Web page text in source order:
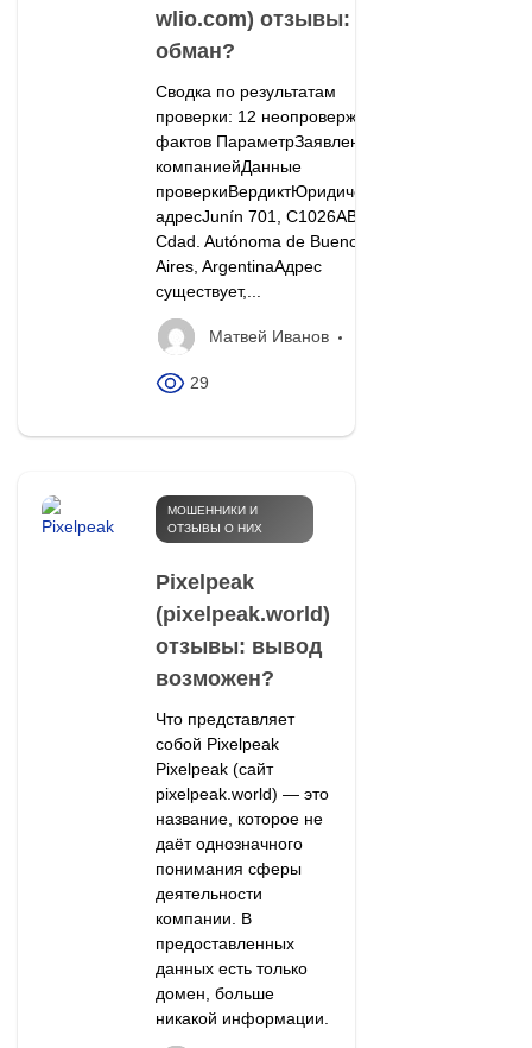
wlio.com) отзывы:
обман?
Сводка по результатам
проверки: 12 неопровержимых
фактов ПараметрЗаявлено
компаниейДанные
проверкиВердиктЮридический
адресJunín 701, C1026ABO
Cdad. Autónoma de Buenos
Aires, ArgentinaАдрес
существует,...
Матвей Иванов
29
МОШЕННИКИ И
ОТЗЫВЫ О НИХ
Pixelpeak
(pixelpeak.world)
отзывы: вывод
возможен?
Что представляет
собой Pixelpeak
Pixelpeak (сайт
pixelpeak.world) — это
название, которое не
даёт однозначного
понимания сферы
деятельности
компании. В
предоставленных
данных есть только
домен, больше
никакой информации.